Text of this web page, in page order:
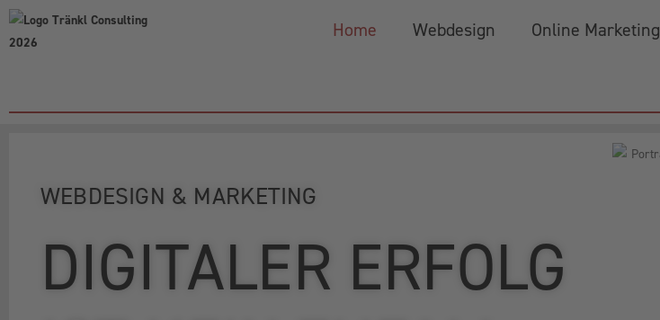
Home Webdesign Online Marketing
WEBDESIGN & MARKETING
DIGITALER ERFOLG